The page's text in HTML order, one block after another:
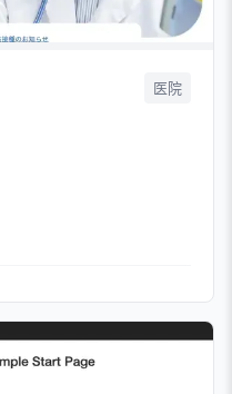
医院